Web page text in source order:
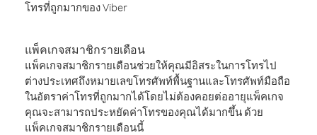
โทรที่ถูกมากของ Viber
แพ็คเกจสมาชิกรายเดือน
แพ็คเกจสมาชิกรายเดือนช่วยให้คุณมีอิสระในการโทรไป
ต่างประเทศถึงหมายเลขโทรศัพท์พื้นฐานและโทรศัพท์มือถือ
ในอัตราค่าโทรที่ถูกมากได้โดยไม่ต้องคอยต่ออายุแพ็คเกจ
คุณจะสามารถประหยัดค่าโทรของคุณได้มากขึ้น ด้วย
แพ็คเกจสมาชิกรายเดือนนี้